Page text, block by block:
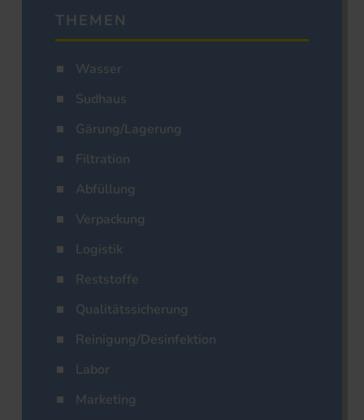
THEMEN
Wasser
Sudhaus
Gärung/Lagerung
Filtration
Abfüllung
Verpackung
Logistik
Reststoffe
Qualitätssicherung
Reinigung/Desinfektion
Labor
Marketing